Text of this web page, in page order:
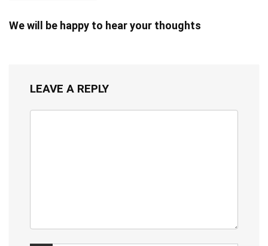
We will be happy to hear your thoughts
LEAVE A REPLY